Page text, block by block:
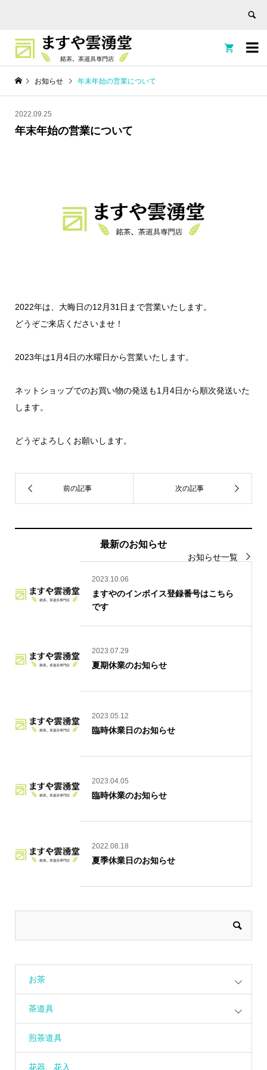


お知らせ 年末年始の営業について
2022.09.25
年末年始の営業について
2022年は、大晦日の12月31日まで営業いたします。
どうぞご来店くださいませ！
2023年は1月4日の水曜日から営業いたします。
ネットショップでのお買い物の発送も1月4日から順次発送いた
します。
どうぞよろしくお願いします。
最新のお知らせ
お知らせ一覧
2023.10.06
ますやのインボイス登録番号はこちら
です
2023.07.29
夏期休業のお知らせ
2023.05.12
臨時休業日のお知らせ
2023.04.05
臨時休業のお知らせ
2022.08.18
夏季休業日のお知らせ
お茶
茶道具
煎茶道具
花器、花入